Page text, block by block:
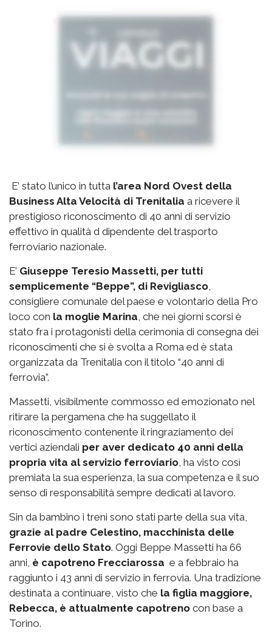
E’ stato l’unico in tutta l’area Nord Ovest della
Business Alta Velocità di Trenitalia a ricevere il
prestigioso riconoscimento di 40 anni di servizio
effettivo in qualità d dipendente del trasporto
ferroviario nazionale.
E’ Giuseppe Teresio Massetti, per tutti
semplicemente “Beppe”, di Revigliasco
consigliere comunale del paese e volontario della Pro
loco con la moglie Marina , che nei giorni scorsi è
stato fra i protagonisti della cerimonia di consegna dei
riconoscimenti che si è svolta a Roma ed è stata
organizzata da Trenitalia con il titolo “40 anni di
ferrovia”.
Massetti, visibilmente commosso ed emozionato nel
ritirare la pergamena che ha suggellato il
riconoscimento contenente il ringraziamento dei
vertici aziendali per aver dedicato 40 anni della
propria vita al servizio ferroviario , ha visto così
premiata la sua esperienza, la sua competenza e il suo
senso di responsabilità sempre dedicati al lavoro.
Sin da bambino i treni sono stati parte della sua vita,
grazie al padre Celestino, macchinista delle
Ferrovie dello Stato. Oggi Beppe Massetti ha 66
anni, è capotreno Frecciarossa e a febbraio ha
raggiunto i 43 anni di servizio in ferrovia. Una tradizione
destinata a continuare, visto che la figlia maggiore,
Rebecca, è attualmente capotreno con base a
Torino.